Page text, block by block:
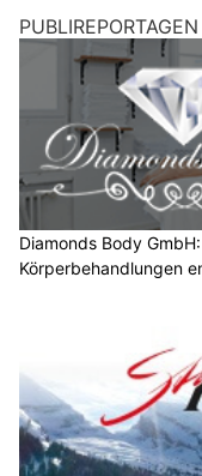
PUBLIREPORTAGEN
Diamonds Body
Körperbehandlungen